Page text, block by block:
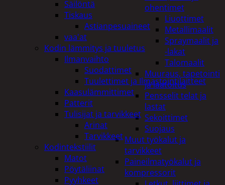
ohentimet
Liuottimet
Metallimaalit
Spraymaalit ja
-lakat
Talomaalit
Muuraus, tapetointi
ja laatoitus
Pensselit telat ja
lastat
Sekoittimet
Suojaus
Muut työkalut ja
tarvikkeet
Paineilmatyökalut ja
kompressorit
Säilöntä
Tiskaus
Astianpesuaineet
vaa'at
Kodin lämmitys ja tuuletus
Ilmanvaihto
Suodattimet
Tuulettimet ja Ilmastointilaitteet
Kaasulämmittimet
Patterit
Tulisijat ja tarvikkeet
Arinat
Tarvikkeet
Kodintekstiilit
Matot
Pöytäliinat
Pyyhkeet